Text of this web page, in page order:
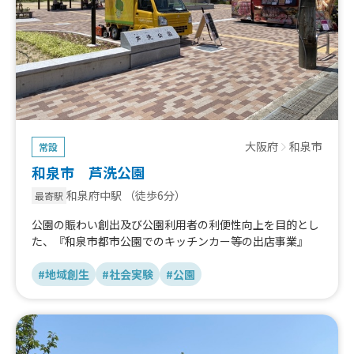
常設 大阪府 和泉市
和泉市 芦洗公園
最寄駅 和泉府中駅
（徒歩6分）
公園の賑わい創出及び公園利用者の利便性向上を目的とし
た、『和泉市都市公園でのキッチンカー等の出店事業』
#地域創生 #社会実験 #公園